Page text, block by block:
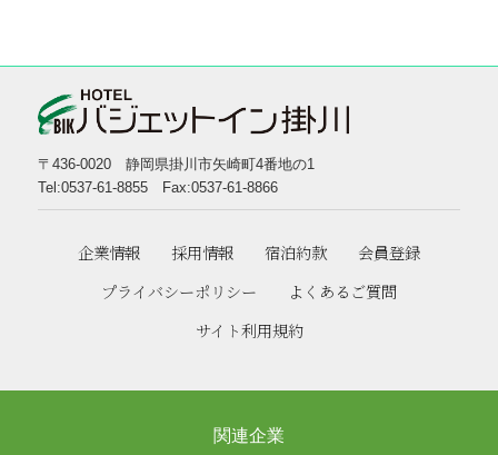
〒436-0020 静岡県掛川市矢崎町4番地の1
Tel:0537-61-8855 Fax:0537-61-8866
企業情報 採用情報 宿泊約款
会員登録
プライバシーポリシー
よくあるご質問
サイト利用規約
関連企業